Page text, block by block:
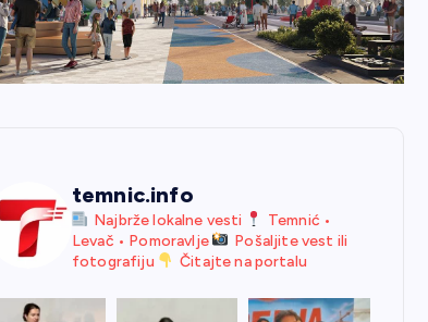
temnic.info
Najbrže lokalne vesti
Temnić •
Levač • Pomoravlje
Pošaljite vest ili
fotografiju
Čitajte na portalu